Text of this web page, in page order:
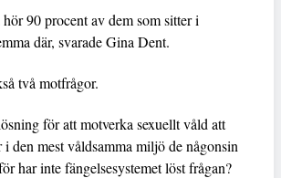
90 procent av dem som sitter i
där, svarade Gina Dent.
två motfrågor.
för att motverka sexuellt våld att
i den mest våldsamma miljö de någonsin
har inte fängelsesystemet löst frågan?